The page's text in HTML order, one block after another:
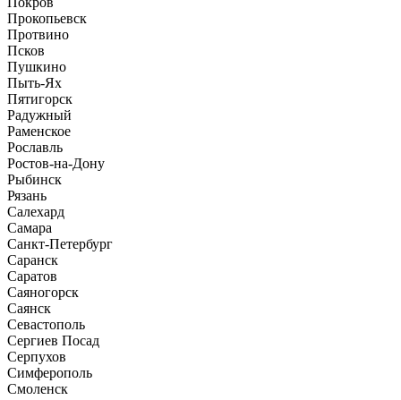
Прокопьевск
Протвино
Псков
Пушкино
Пыть-Ях
Пятигорск
Радужный
Раменское
Рославль
Ростов-на-Дону
Рыбинск
Рязань
Салехард
Самара
Санкт-Петербург
Саранск
Саратов
Саяногорск
Саянск
Севастополь
Сергиев Посад
Серпухов
Симферополь
Смоленск